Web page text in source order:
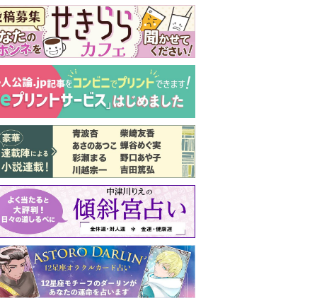
実家の処分から終
の棲家までどうす
る？60代からの家
モンダイ
最新号
バックナンバー
注目トピ
義実家について、義弟が私へ怒りのLINE
ピアノの月謝、払うべき？